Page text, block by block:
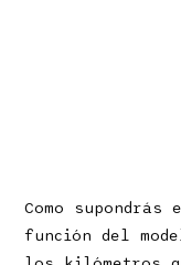
Como
función del